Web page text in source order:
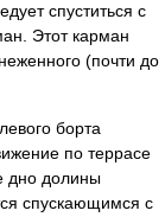
спуститься с
Этот карман
(почти до
борта
по террасе
дно долины
спускающимся с